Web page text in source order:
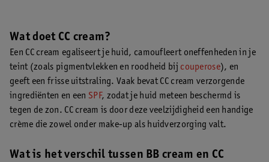
Wat doet CC cream?
Een CC cream egaliseert je huid, camoufleert oneffenheden in je
teint (zoals pigmentvlekken en roodheid bij couperose), en
geeft een frisse uitstraling. Vaak bevat CC cream verzorgende
ingrediënten en een SPF, zodat je huid meteen beschermd is
tegen de zon. CC cream is door deze veelzijdigheid een handige
crème die zowel onder make-up als huidverzorging valt.
Wat is het verschil tussen BB cream en CC